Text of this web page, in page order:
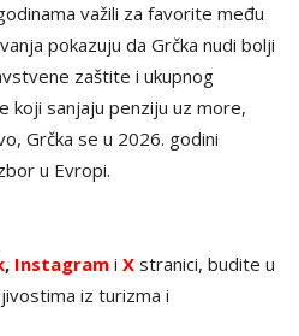
važili za favorite među
pokazuju da Grčka nudi bolji
zaštite i ukupnog
koji sanjaju penziju uz more,
Grčka se u 2026. godini
u Evropi.
, Instagram i X stranici, budite u
iz turizma i